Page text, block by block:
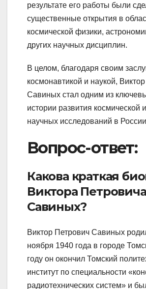
результате его работы были
существенные открытия в
космической физики,
других научных дисциплин.
В целом, благодаря своим
космонавтикой и наукой,
Савиных стал одним из
истории развития космической
научных исследований в
Вопрос-ответ:
Какова краткая
Виктора Петровича
Савиных?
Виктор Петрович Савиных
ноября 1940 года в городе
году он окончил Томский
институт по специальности
радиотехнических систем» и